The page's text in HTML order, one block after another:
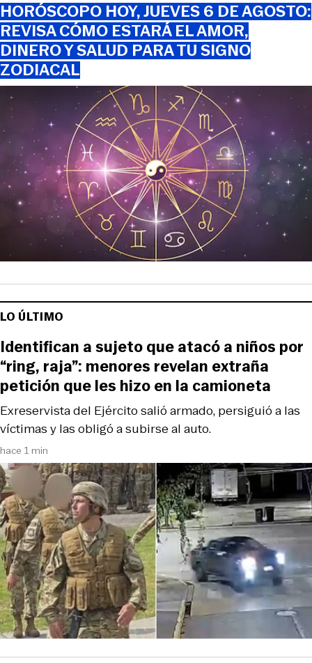
HORÓSCOPO HOY, JUEVES 6 DE AGOSTO:
REVISA CÓMO ESTARÁ EL AMOR,
DINERO Y SALUD PARA TU SIGNO
ZODIACAL
LO ÚLTIMO
hace 1 min
Exreservista del Ejército salió armado, persiguió a las
víctimas y las obligó a subirse al auto.
Identifican a sujeto que atacó a niños por
“ring, raja”: menores revelan extraña
petición que les hizo en la camioneta